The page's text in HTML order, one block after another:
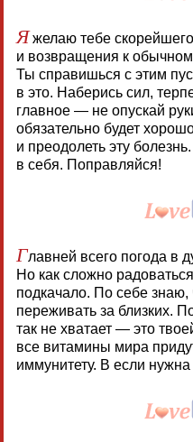
Яжелаю тебе
и возвращения к
Ты справишься с этим
в это. Наберись сил,
главное — не опускай
обязательно будет
и преодолеть эту
в себя. Поправляйся!
Главней всего погода в
Но как сложно
подкачало. По себе
переживать за близких.
так не хватает — это
все витамины мира
иммунитету. В если